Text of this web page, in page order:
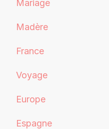
Mariage
Madère
France
Voyage
Europe
Espagne